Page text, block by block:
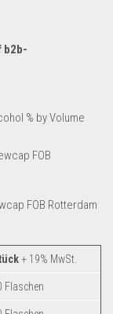
b2b-
% by Volume
FOB
FOB Rotterdam
+ 19% MwSt.
Flaschen